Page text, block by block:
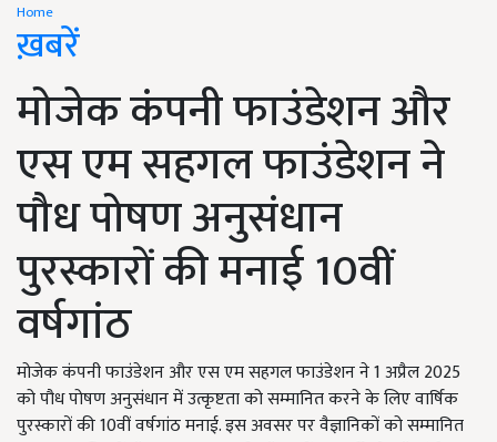
Home
ख़बरें
मोजेक कंपनी फाउंडेशन और
एस एम सहगल फाउंडेशन ने
पौध पोषण अनुसंधान
पुरस्कारों की मनाई 10वीं
वर्षगांठ
मोजेक कंपनी फाउंडेशन और एस एम सहगल फाउंडेशन ने 1 अप्रैल 2025
को पौध पोषण अनुसंधान में उत्कृष्टता को सम्मानित करने के लिए वार्षिक
पुरस्कारों की 10वीं वर्षगांठ मनाई. इस अवसर पर वैज्ञानिकों को सम्मानित